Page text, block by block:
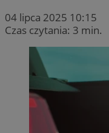
04 lipca 2025 10:15
Czas czytania: 3 min.